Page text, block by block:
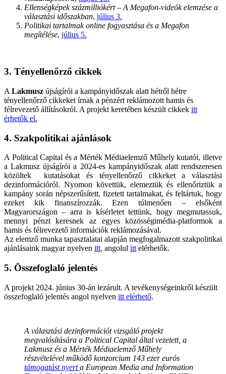
Ellenségképek százmilliókért – A Megafon-videók elemzése a
választási időszakban, július 3.
Politikai tartalmak online fogyasztása és a Megafon
megítélése, július 5.
3. Tényellenőrző cikkek
A Lakmusz újságírói a kampányidőszak alatt hétről hétre
tényellenőrző cikkeket írnak a pénzért reklámozott hamis és
félrevezető állításokról. A projekt keretében készült cikkek itt
érhetők el.
4. Szakpolitikai ajánlások
A Political Capital és a Mérték Médiaelemző Műhely kutatói, illetve
a Lakmusz újságírói a 2024-es kampányidőszak alatt rendszeresen
közöltek kutatásokat és tényellenőrző cikkeket a választási
dezinformációról. Nyomon követtük, elemeztük és ellenőriztük a
kampány során népszerűsített, fizetett tartalmakat, és feltártuk, hogy
ezeket kik finanszírozzák. Ezen túlmenően – elsőként
Magyarországon – arra is kísérletet tettünk, hogy megmutassuk,
mennyi pénzt keresnek az egyes közösségimédia-platformok a
hamis és félrevezető információk reklámozásával.
Az elemző munka tapasztalatai alapján megfogalmazott szakpolitikai
ajánlásaink magyar nyelven itt, angolul itt elérhetők.
5. Összefoglaló jelentés
A projekt 2024. június 30-án lezárult. A tevékenységeinkről készült
összefoglaló jelentés angol nyelven itt elérhető.
A választási dezinformációt vizsgáló projekt
megvalósítására a Political Capital által vezetett, a
Lakmusz és a Mérték Médiaelemző Műhely
részvételével működő konzorcium 143 ezer eurós
támogatást nyerta European Media and Information